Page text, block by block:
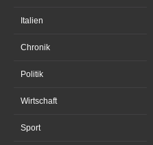
Italien
Chronik
Politik
Wirtschaft
Sport